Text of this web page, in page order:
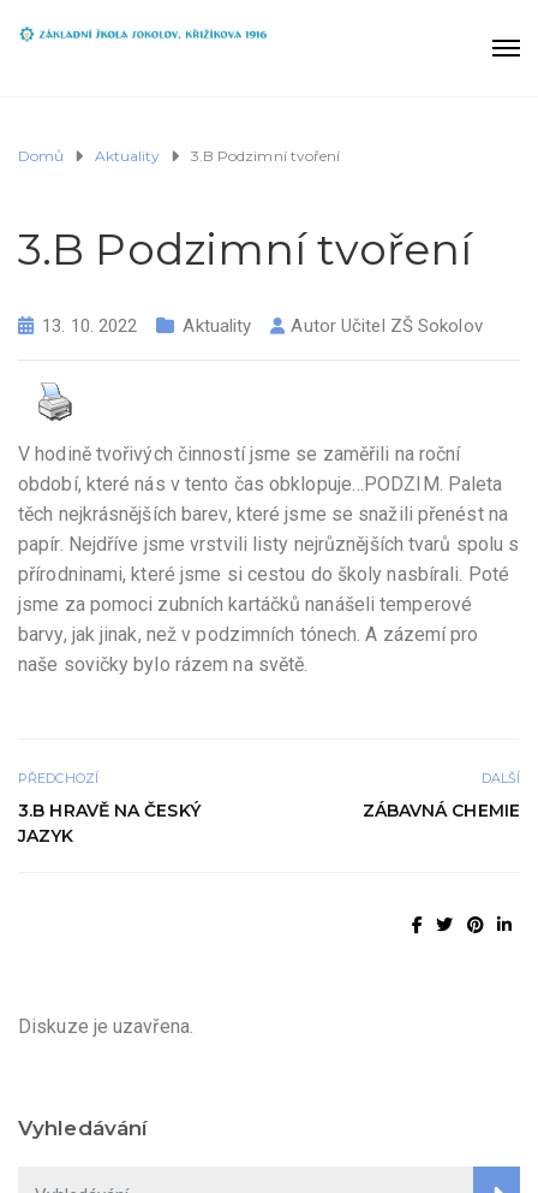
Domů Aktuality 3.B Podzimní tvoření
3.B Podzimní tvoření
13. 10. 2022 Aktuality AutorUčitel ZŠ Sokolov
V hodině tvořivých činností jsme se zaměřili na roční
období, které nás v tento čas obklopuje…PODZIM. Paleta
těch nejkrásnějších barev, které jsme se snažili přenést na
papír. Nejdříve jsme vrstvili listy nejrůznějších tvarů spolu s
přírodninami, které jsme si cestou do školy nasbírali. Poté
jsme za pomoci zubních kartáčků nanášeli temperové
barvy, jak jinak, než v podzimních tónech. A zázemí pro
naše sovičky bylo rázem na světě.
PŘEDCHOZÍ
3.B HRAVĚ NA ČESKÝ
JAZYK
DALŠÍ
ZÁBAVNÁ CHEMIE
Diskuze je uzavřena.
Vyhledávání